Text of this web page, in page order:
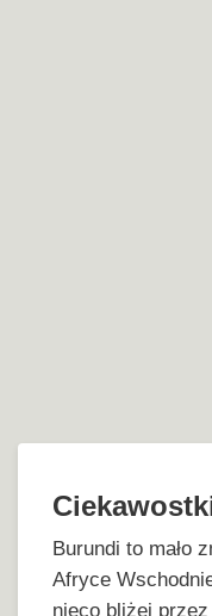
Burundi to mało
Afryce
nieco bliżej